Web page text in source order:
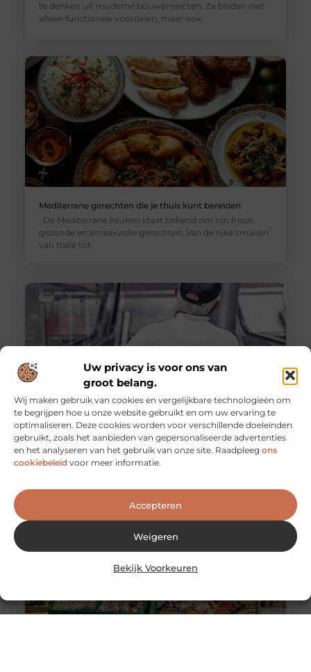
Uw privacy is voor ons van
groot belang.
Wij maken gebruik van cookies en vergelijkbare technologieën om
te begrijpen hoe u onze website gebruikt en om uw ervaring te
optimaliseren. Deze cookies worden voor verschillende doeleinden
gebruikt, zoals het aanbieden van gepersonaliseerde advertenties
en het analyseren van het gebruik van onze site. Raadpleeg ons
cookiebeleid voor meer informatie.
Accepteren
Weigeren
Bekijk Voorkeuren
te denken uit moderne bouwprojecten. Ze bieden niet
alleen functionele voordelen, maar ook
Mediterrane gerechten die je thuis kunt bereiden
De Mediterrane keuken staat bekend om zijn frisse,
gezonde en smaakvolle gerechten. Van de rijke smaken
van Italië tot
De voordelen van het werken als
evenementenbeveiliger in een flexibel systeem
Werken als evenementenbeveiliger kan een
dynamische en uitdagende carrière zijn, vooral wanneer